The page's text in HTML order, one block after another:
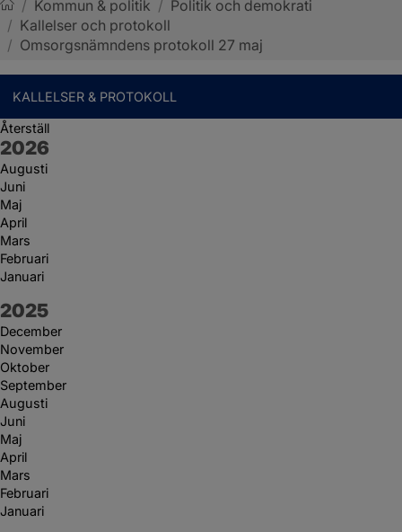
Sotenäs kommun
/ Kommun & politik / Politik och demokrati
/ Kallelser och protokoll
/ Omsorgsnämndens protokoll 27 maj
KALLELSER & PROTOKOLL
Återställ
År:
2026
Augusti
Juni
Maj
April
Mars
Februari
Januari
År:
2025
December
November
Oktober
September
Augusti
Juni
Maj
April
Mars
Februari
Januari